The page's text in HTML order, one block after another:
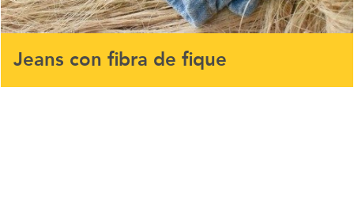
Jeans con fibra de fique